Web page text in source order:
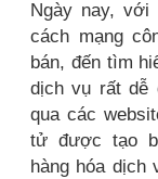
Ngày nay,
cách mạng
bán, đến tìm
dịch vụ rất dễ
qua các
tử được tạo
hàng hóa dịch